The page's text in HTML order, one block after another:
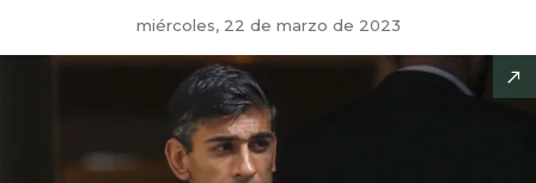
miércoles, 22 de marzo de 2023